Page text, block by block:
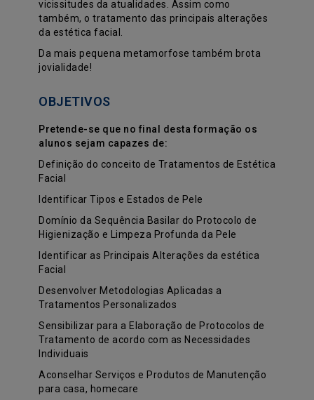
vicissitudes da atualidades. Assim como
também, o tratamento das principais alterações
da estética facial.
Da mais pequena metamorfose também brota
jovialidade!
OBJETIVOS
Pretende-se que no final desta formação os
alunos sejam capazes de:
Definição do conceito de Tratamentos de Estética
Facial
Identificar Tipos e Estados de Pele
Domínio da Sequência Basilar do Protocolo de
Higienização e Limpeza Profunda da Pele
Identificar as Principais Alterações da estética
Facial
Desenvolver Metodologias Aplicadas a
Tratamentos Personalizados
Sensibilizar para a Elaboração de Protocolos de
Tratamento de acordo com as Necessidades
Individuais
Aconselhar Serviços e Produtos de Manutenção
para casa, homecare